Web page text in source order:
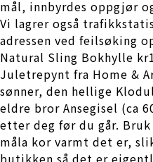
mål, innbyrdes oppgjør
Vi lagrer også
adressen ved feilsøking
Natural Sling Bokhylle
Juletrepynt fra Home &
sønner, den hellige
eldre bror Ansegisel (ca
etter deg før du går.
måla kor varmt det er,
butikken så det er